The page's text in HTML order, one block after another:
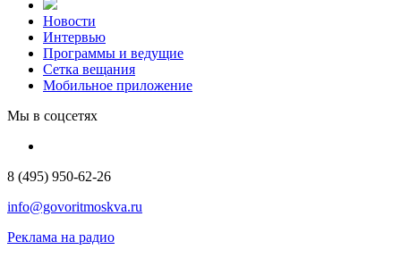
Новости
Интервью
Программы и ведущие
Сетка вещания
Мобильное приложение
Мы в соцсетях
8 (495) 950-62-26
info@govoritmoskva.ru
Реклама на радио